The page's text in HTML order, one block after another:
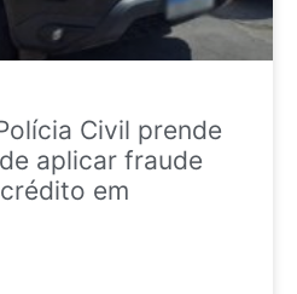
Civil prende
aplicar fraude
em